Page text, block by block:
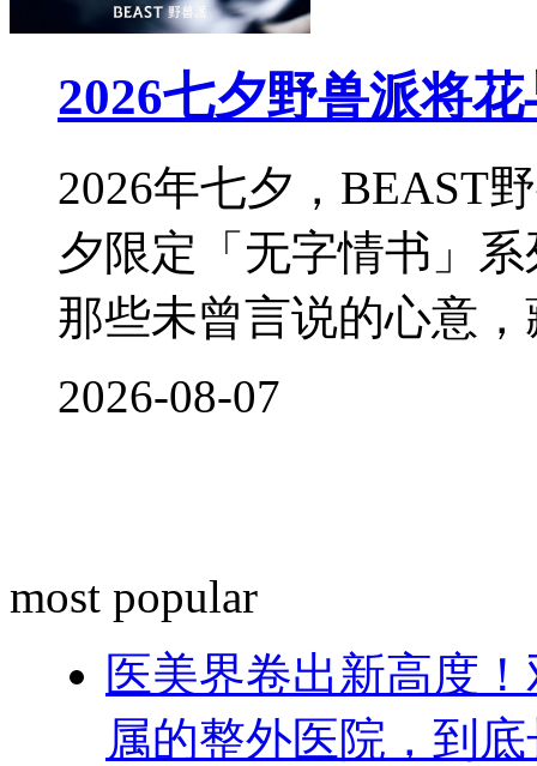
2026七夕野兽派将
2026年七夕，BEAST
夕限定「无字情书」
那些未曾言说的心意
2026-08-07
most popular
医美界卷出新高度
属的整外医院，到